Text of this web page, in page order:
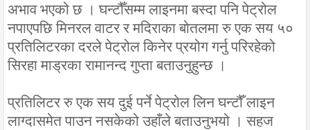
अभाव भएको छ । घन्टौँसम्म लाइनमा बस्दा पनि पेट्रोल
नपाएपछि मिनरल वाटर र मदिराका बोतलमा रु एक सय ५०
प्रतिलिटरका दरले पेट्रोल किनेर प्रयोग गर्नु परिरहेको
सिरहा माड्रका रामानन्द गुप्ता बताउनुहुन्छ ।
प्रतिलिटर रु एक सय दुई पर्ने पेट्रोल लिन घन्टौँ लाइन
लाग्दासमेत पाउन नसकेको उहाँले बताउनुभयो । सहज